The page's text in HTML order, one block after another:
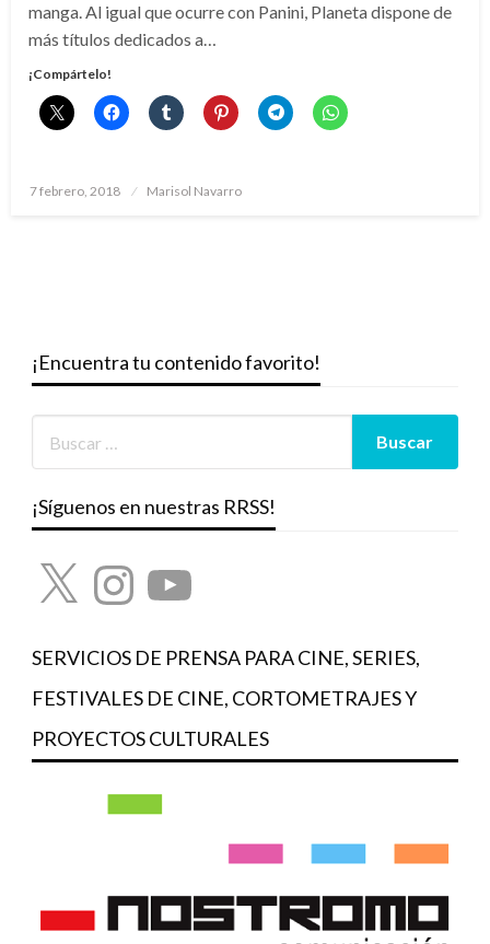
manga. Al igual que ocurre con Panini, Planeta dispone de
más títulos dedicados a…
¡Compártelo!
Publicado
7 febrero, 2018 Marisol Navarro
¡Encuentra tu contenido favorito!
¡Síguenos en nuestras RRSS!
X InstagramYouTube
SERVICIOS DE PRENSA PARA CINE, SERIES,
FESTIVALES DE CINE, CORTOMETRAJES Y
PROYECTOS CULTURALES